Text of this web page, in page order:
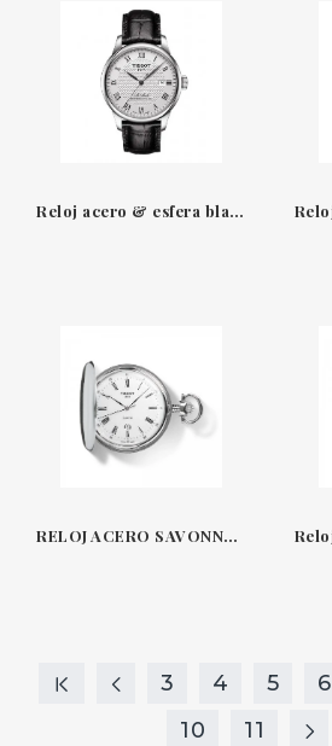
Reloj acero & esfera blanca 39.30 mm piel automático Le Locle Tissot
RELOJ ACERO SAVONNETTE TISSOT
3 4 5 6
10
11